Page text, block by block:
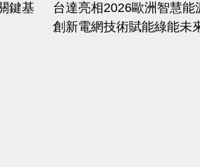
鍵基
台達亮相2026歐洲智慧能
創新電網技術賦能綠能未